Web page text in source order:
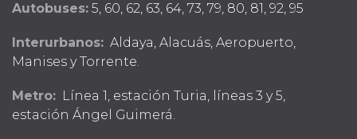
Autobuses: 5, 60, 62, 63, 64, 73, 79, 80, 81, 92, 95
Interurbanos: Aldaya, Alacuás, Aeropuerto,
Manises y Torrente.
Metro: Línea 1, estación Turia, líneas 3 y 5,
estación Ángel Guimerá.